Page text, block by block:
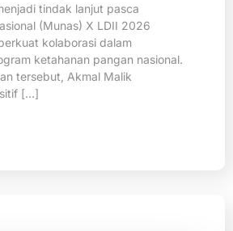
tindak lanjut pasca
(Munas) X LDII 2026
kolaborasi dalam
ketahanan pangan nasional.
tersebut, Akmal Malik
[…]